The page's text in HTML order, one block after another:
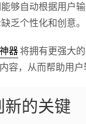
够自动根据用户
乏个性化和创意。
器将拥有更强大
，从而帮助用户
的关键